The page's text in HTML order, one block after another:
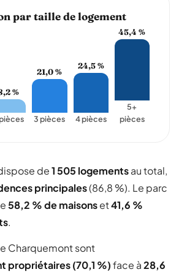
par taille de logement
%
21,0 %
3 pièces
24,5 %
4 pièces
45,4 %
5+
pièces
de1 505 logementsau total,
principales(86,8 %). Le parc
58,2 % de maisonset41,6 %
.
Charquemont sont
propriétaires (70,1 %)face à28,6